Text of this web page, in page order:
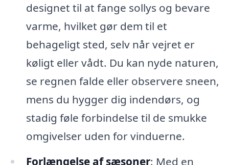
designet til at fange sollys og bevare
varme, hvilket gør dem til et
behageligt sted, selv når vejret er
køligt eller vådt. Du kan nyde naturen,
se regnen falde eller observere sneen,
mens du hygger dig indendørs, og
stadig føle forbindelse til de smukke
omgivelser uden for vinduerne.
Forlængelse af sæsoner: Med en